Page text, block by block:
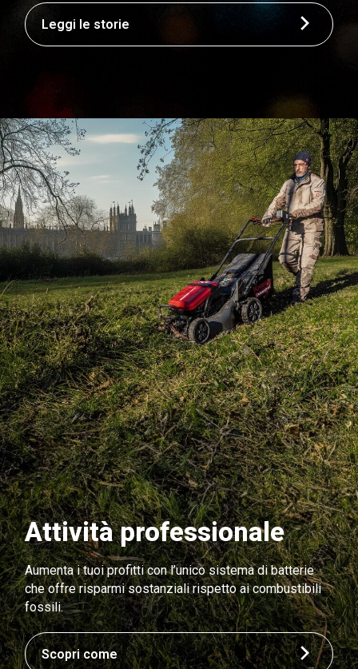
Leggi le storie
Attività professionale
Aumenta i tuoi profitti con l’unico sistema di batterie
che offre risparmi sostanziali rispetto ai combustibili
fossili.
Scopri come